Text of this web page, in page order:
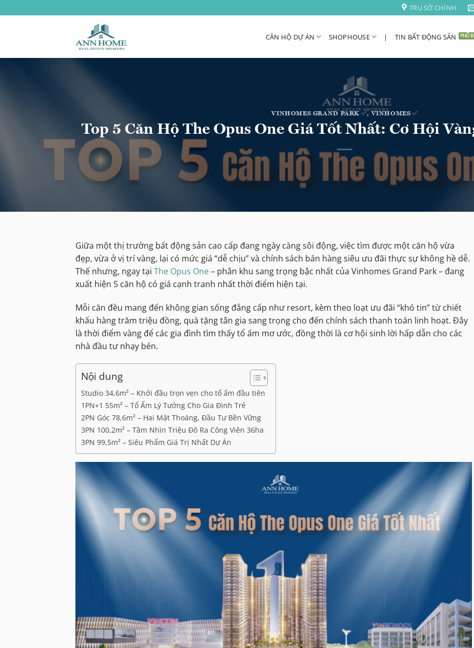
qua
TRỤ SỞ CHÍNH
CĂN HỘ DỰ ÁN SHOPHOUSE | TIN BẤT ĐỘNG SẢN
VINHOMES GRAND PARK ✅,VINHOMES ✅
Top 5 Căn Hộ The Opus One Giá Tốt Nhất: Cơ Hội
Giữa một thị trường bất động sản cao cấp đang ngày càng sôi động, việc tìm được một căn hộ vừa
đẹp, vừa ở vị trí vàng, lại có mức giá “dễ chịu” và chính sách bán hàng siêu ưu đãi thực sự không hề dễ.
Thế nhưng, ngay tại The Opus One– phân khu sang trọng bậc nhất của Vinhomes Grand Park – đang
xuất hiện 5 căn hộ có giá cạnh tranh nhất thời điểm hiện tại.
Mỗi căn đều mang đến không gian sống đẳng cấp như resort, kèm theo loạt ưu đãi “khó tin” từ chiết
khấu hàng trăm triệu đồng, quà tặng tân gia sang trọng cho đến chính sách thanh toán linh hoạt. Đây
là thời điểm vàng để các gia đình tìm thấy tổ ấm mơ ước, đồng thời là cơ hội sinh lời hấp dẫn cho các
nhà đầu tư nhạy bén.
Nội dung
Studio 34,6m² – Khởi đầu trọn vẹn cho tổ ấm đầu tiên
1PN+1 55m² – Tổ Ấm Lý Tưởng Cho Gia Đình Trẻ
2PN Góc 78,6m² – Hai Mặt Thoáng, Đầu Tư Bền Vững
3PN 100,2m² – Tầm Nhìn Triệu Đô Ra Công Viên 36ha
3PN 99,5m² – Siêu Phẩm Giá Trị Nhất Dự Án